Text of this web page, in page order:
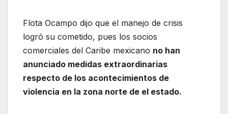
Flota Ocampo dijo que el manejo de crisis
logró su cometido, pues los socios
comerciales del Caribe mexicano no han
anunciado medidas extraordinarias
respecto de los acontecimientos de
violencia en la zona norte de el estado.